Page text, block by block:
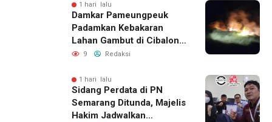
1 hari lalu
Damkar Pameungpeuk
Padamkan Kebakaran
Lahan Gambut di Cibalong,
Permukiman Warga
9 Redaksi
1 hari lalu
Sidang Perdata di PN
Semarang Ditunda, Majelis
Hakim Jadwalkan